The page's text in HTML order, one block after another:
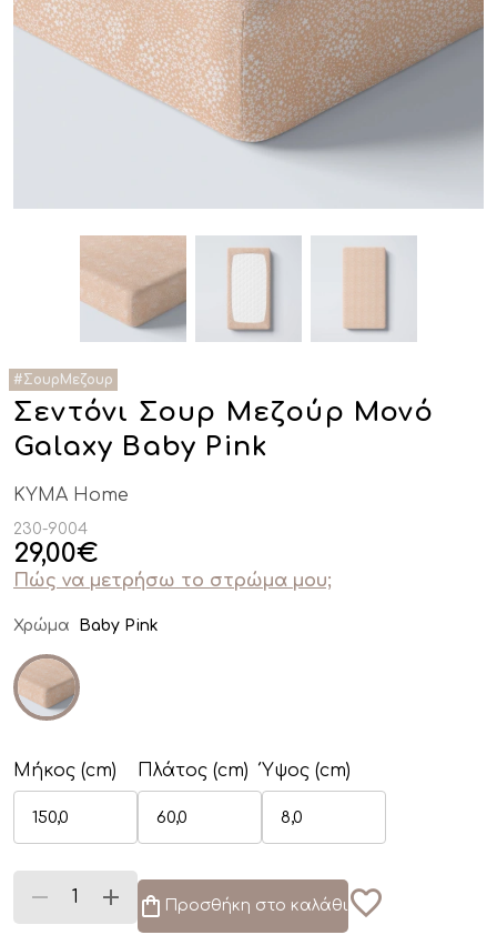
Σεντόνι Σουρ Μεζούρ Μονό
Galaxy Baby Pink
KYMA Home
230-9004
29,00€
Πώς να μετρήσω το στρώμα μου;
Χρώμα Baby Pink
Μήκος (cm) Πλάτος (cm) Ύψος (cm)
Προσθήκη στο καλάθι